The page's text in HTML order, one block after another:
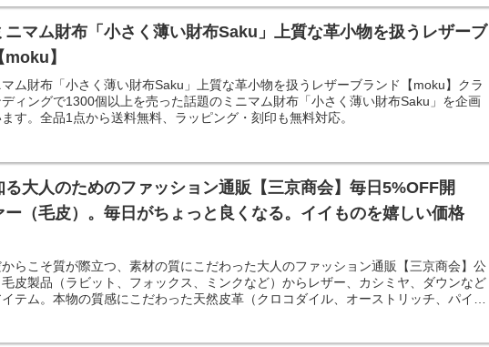
ニマム財布「小さく薄い財布Saku」上質な革小物を扱うレザーブ
】
ム財布「小さく薄い財布Saku」上質な革小物を扱うレザーブランド【moku】クラ
ィングで1300個以上を売った話題のミニマム財布「小さく薄い財布Saku」を企画
す。全品1点から送料無料、ラッピング・刻印も無料対応。
る大人のためのファッション通販【三京商会】毎日5%OFF開
ー（毛皮）。毎日がちょっと良くなる。イイものを嬉しい価格
らこそ質が際立つ、素材の質にこだわった大人のファッション通販【三京商会】公
皮製品（ラビット、フォックス、ミンクなど）からレザー、カシミヤ、ダウンなど
テム。本物の質感にこだわった天然皮革（クロコダイル、オーストリッチ、パイソ